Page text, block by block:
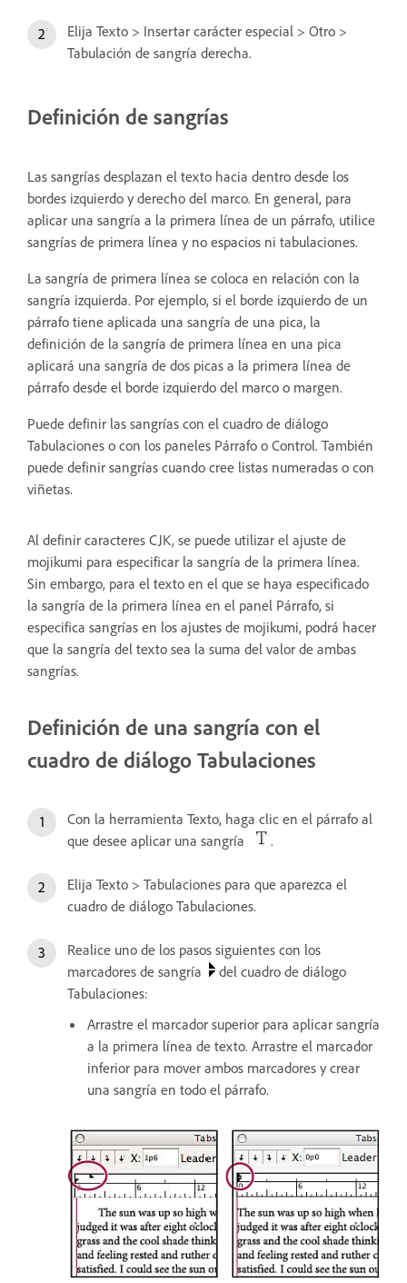
Elija Texto > Insertar carácter especial > Otro >
Tabulación de sangría derecha.
Definición de sangrías
Las sangrías desplazan el texto hacia dentro desde los
bordes izquierdo y derecho del marco. En general, para
aplicar una sangría a la primera línea de un párrafo, utilice
sangrías de primera línea y no espacios ni tabulaciones.
La sangría de primera línea se coloca en relación con la
sangría izquierda. Por ejemplo, si el borde izquierdo de un
párrafo tiene aplicada una sangría de una pica, la
definición de la sangría de primera línea en una pica
aplicará una sangría de dos picas a la primera línea de
párrafo desde el borde izquierdo del marco o margen.
Puede definir las sangrías con el cuadro de diálogo
Tabulaciones o con los paneles Párrafo o Control. También
puede definir sangrías cuando cree listas numeradas o con
viñetas.
Al definir caracteres CJK, se puede utilizar el ajuste de
mojikumi para especificar la sangría de la primera línea.
Sin embargo, para el texto en el que se haya especificado
la sangría de la primera línea en el panel Párrafo, si
especifica sangrías en los ajustes de mojikumi, podrá hacer
que la sangría del texto sea la suma del valor de ambas
sangrías.
Definición de una sangría con el
cuadro de diálogo Tabulaciones
Con la herramienta Texto, haga clic en el párrafo al
que desee aplicar una sangría
.
Elija Texto > Tabulaciones para que aparezca el
cuadro de diálogo Tabulaciones.
Realice uno de los pasos siguientes con los
marcadores de sangría
del cuadro de diálogo
Tabulaciones:
Arrastre el marcador superior para aplicar sangría
a la primera línea de texto. Arrastre el marcador
inferior para mover ambos marcadores y crear
una sangría en todo el párrafo.